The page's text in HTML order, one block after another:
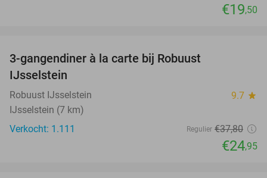
€19,50
3-gangendiner à la carte bij Robuust
IJsselstein
Robuust IJsselstein 9.7 star
IJsselstein (7 km)
Verkocht: 1.111
Regulier €37,80
€24,95